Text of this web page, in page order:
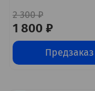
2 300 ₽
1 800 ₽
Предзаказ